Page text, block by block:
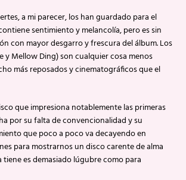
a mi parecer, los han guardado para el
sentimiento y melancolía, pero es sin
con mayor desgarro y frescura del álbum. Los
y Mellow Ding) son cualquier cosa menos
más reposados y cinematográficos que el
que impresiona notablemente las primeras
por su falta de convencionalidad y su
que poco a poco va decayendo en
para mostrarnos un disco carente de alma
tiene es demasiado lúgubre como para